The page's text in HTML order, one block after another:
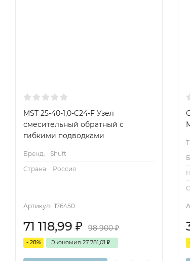
MST 25-40-1,0-C24-F Узел
смесительный обратный с
гибкими подводками
Бренд:
Shuft
Страна:
Россия
Артикул: 176450
71 118,99 ₽ 98 900₽
- 28% Экономия 27 781,01 ₽